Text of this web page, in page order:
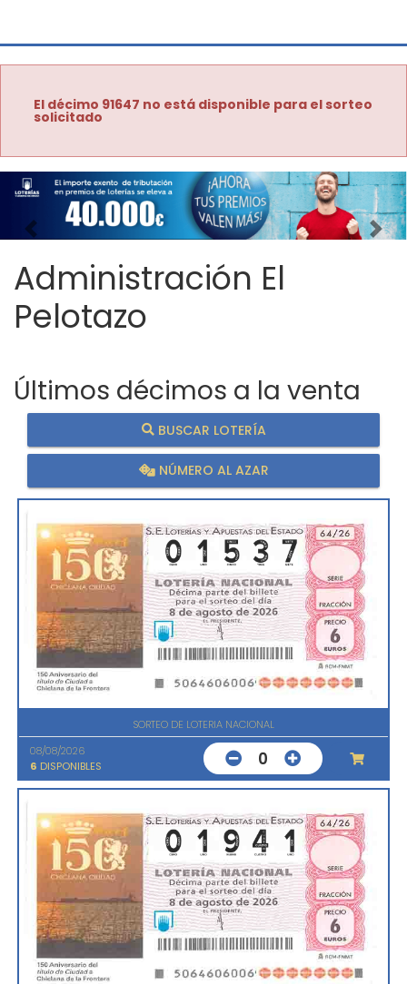
El décimo 91647 no está disponible para el sorteo
solicitado
Imagen anterior
Administración El
Pelotazo
Últimos décimos a la venta
BUSCAR LOTERÍA
NÚMERO AL AZAR
SORTEO DE LOTERIA NACIONAL
08/08/2026
6 DISPONIBLES 0